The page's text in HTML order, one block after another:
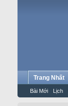
Trang Nhất
Bài Mới Lịch